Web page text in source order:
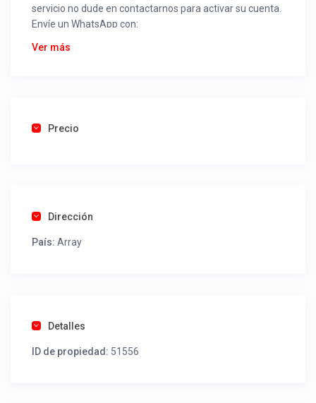
servicio no dude en contactarnos para activar su cuenta.
Envíe un WhatsApp con:
Nombre alojamiento o servicio
Una foto de cuenta de luz o agua o gas que acredite
como un profesional sin COMISIONES ni ESTAFAS.
Tel contacto propiedad:
Ver más
Precio
Dirección
País: Array
Detalles
ID de propiedad: 51556